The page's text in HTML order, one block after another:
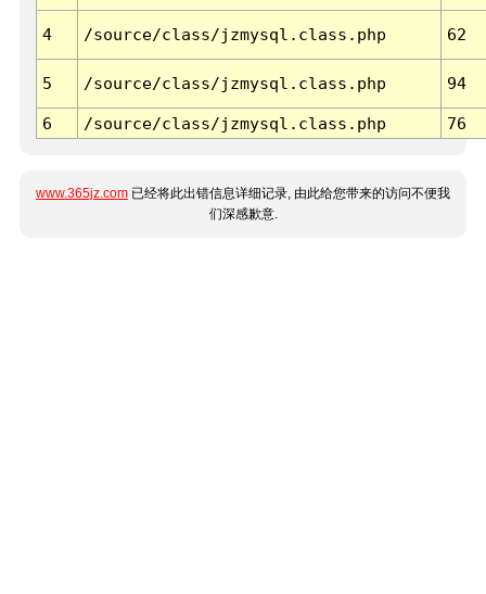
4 /source/class/jzmysql.class.php 62
5 /source/class/jzmysql.class.php 94
6 /source/class/jzmysql.class.php 76
www.365jz.com 已经将此出错信息详细记录, 由此给您带来的访问不便我
们深感歉意.